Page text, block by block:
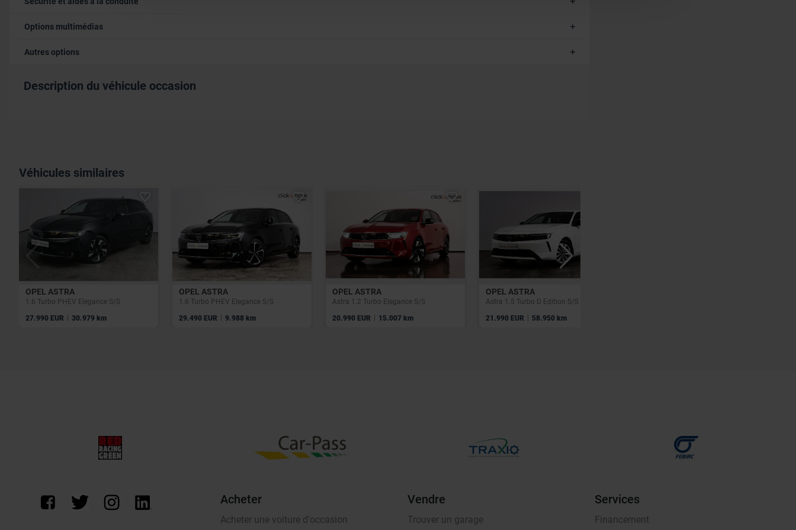
informations que vous leur avez fournies ou qu’ils ont collectées lors de votre utilisation de leurs services.
Options multimédias
Autres options
Description du véhicule occasion
Véhicules similaires
OPEL ASTRA
1.6 Turbo PHEV Elegance S/S
27.990 EUR | 30.979 km
OPEL ASTRA
1.6 Turbo PHEV Elegance S/S
29.490 EUR | 9.988 km
OPEL ASTRA
Astra 1.2 Turbo Elegance S/S
20.990 EUR | 15.007 km
OPEL ASTRA
Astra 1.5 Turbo D Edition S/S
21.990 EUR | 58.950 km
Acheter
Acheter une voiture d'occasion
Vendre
Trouver un garage
Services
Financement